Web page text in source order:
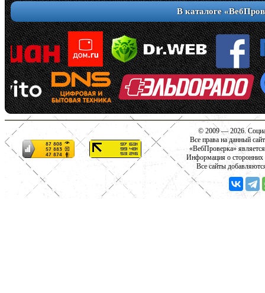
В каталоге
© 2009 — 2026.
Все права на данный
«ВебПроверка»
Информация о сторонних
Все сайты